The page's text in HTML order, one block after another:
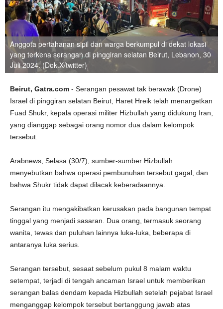
Anggota pertahanan sipil dan warga berkumpul di dekat lokasi
yang terkena serangan di pinggiran selatan Beirut, Lebanon, 30
Juli 2024. (Dok.X/twitter)
Beirut, Gatra.com - Serangan pesawat tak berawak (Drone)
Israel di pinggiran selatan Beirut, Haret Hreik telah menargetkan
Fuad Shukr, kepala operasi militer Hizbullah yang didukung Iran,
yang dianggap sebagai orang nomor dua dalam kelompok
tersebut.
Arabnews, Selasa (30/7), sumber-sumber Hizbullah
menyebutkan bahwa operasi pembunuhan tersebut gagal, dan
bahwa Shukr tidak dapat dilacak keberadaannya.
Serangan itu mengakibatkan kerusakan pada bangunan tempat
tinggal yang menjadi sasaran. Dua orang, termasuk seorang
wanita, tewas dan puluhan lainnya luka-luka, beberapa di
antaranya luka serius.
Serangan tersebut, sesaat sebelum pukul 8 malam waktu
setempat, terjadi di tengah ancaman Israel untuk memberikan
serangan balas dendam kepada Hizbullah setelah pejabat Israel
menganggap kelompok tersebut bertanggung jawab atas